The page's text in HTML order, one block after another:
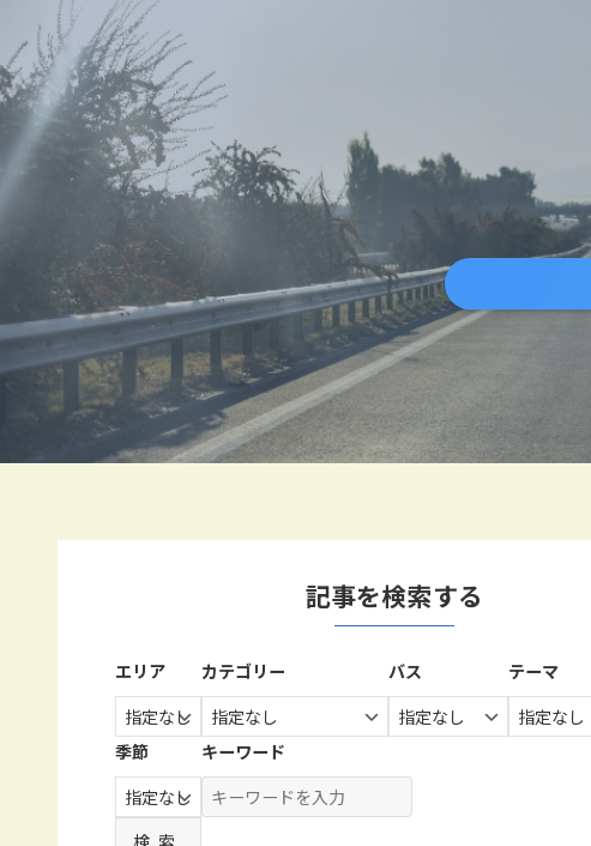
記事を検索する
エリア カテゴリー バス テーマ
季節 キーワード